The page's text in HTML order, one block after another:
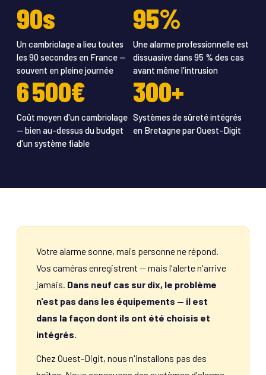
90s
Un cambriolage a lieu toutes
les 90 secondes en France —
souvent en pleine journée
95%
Une alarme professionnelle est
dissuasive dans 95 % des cas
avant même l'intrusion
6 500€
Coût moyen d'un cambriolage
— bien au-dessus du budget
d'un système fiable
300+
Systèmes de sûreté intégrés
en Bretagne par Ouest-Digit
Votre alarme sonne, mais personne ne répond.
Vos caméras enregistrent — mais l'alerte n'arrive
jamais. Dans neuf cas sur dix, le problème
n'est pas dans les équipements — il est
dans la façon dont ils ont été choisis et
intégrés.
Chez Ouest-Digit, nous n'installons pas des